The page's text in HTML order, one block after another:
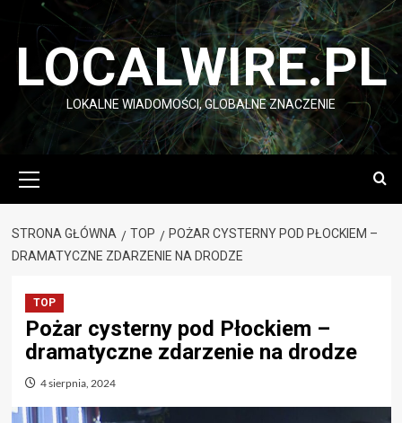
Przejdź
LOCALWIRE.PL
LOKALNE WIADOMOŚCI, GLOBALNE ZNACZENIE
główne
STRONA GŁÓWNA TOP
POŻAR CYSTERNY POD PŁOCKIEM –
DRAMATYCZNE ZDARZENIE NA DRODZE
TOP
Pożar cysterny pod Płockiem –
dramatyczne zdarzenie na drodze
4 sierpnia, 2024